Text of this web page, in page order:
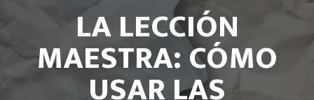
LA LECCIÓN
MAESTRA: CÓMO